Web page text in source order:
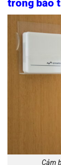
trong bảo
Cảm